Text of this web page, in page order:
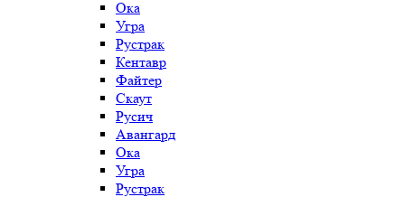
Ока
Угра
Рустрак
Кентавр
Файтер
Скаут
Русич
Авангард
Ока
Угра
Рустрак